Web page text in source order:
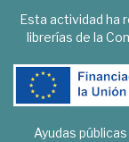
Esta actividad ha
librerías de la
Ayudas